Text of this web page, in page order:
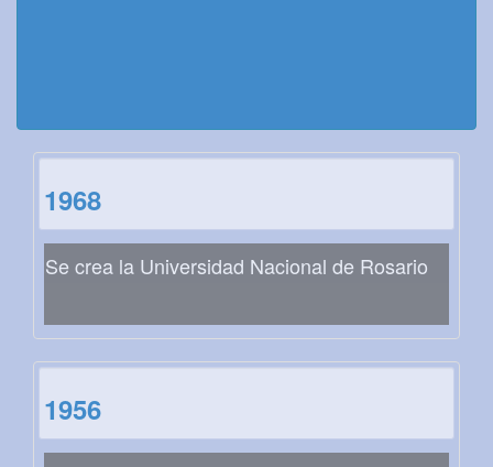
1968
Se crea la Universidad Nacional de Rosario
1956